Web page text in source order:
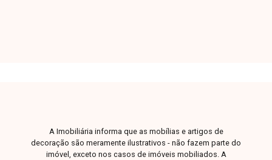
A Imobiliária informa que as mobílias e artigos de
decoração são meramente ilustrativos - não fazem parte do
imóvel, exceto nos casos de imóveis mobiliados. A